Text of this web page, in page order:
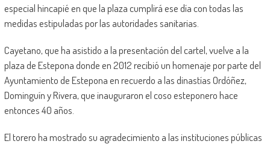
especial hincapié en que la plaza cumplirá ese día con todas las
medidas estipuladas por las autoridades sanitarias.
Cayetano, que ha asistido a la presentación del cartel, vuelve a la
plaza de Estepona donde en 2012 recibió un homenaje por parte del
Ayuntamiento de Estepona en recuerdo a las dinastías Ordóñez,
Dominguín y Rivera, que inauguraron el coso esteponero hace
entonces 40 años.
El torero ha mostrado su agradecimiento a las instituciones públicas